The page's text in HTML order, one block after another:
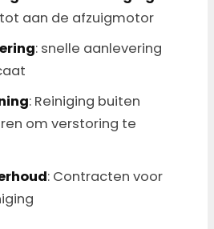
aan de afzuigmotor
: snelle aanlevering
: Reiniging buiten
om verstoring te
: Contracten voor